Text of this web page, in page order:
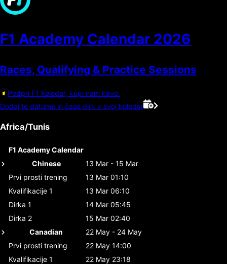
F1 Academy Calendar 2026
Races, Qualifying & Practice Sessions
Podpri F1 Koledar, kupi nam kavo.
Dodaj te datume in čase dirk v svoj koledar
Africa/Tunis
F1 Academy Calendar
Chinese
13 Mar - 15 Mar
Prvi prosti trening
13 Mar 01:10
Kvalifikacije 1
13 Mar 06:10
Dirka 1
14 Mar 05:45
Dirka 2
15 Mar 02:40
Canadian
22 May - 24 May
Prvi prosti trening
22 May 14:00
Kvalifikacije 1
22 May 23:18